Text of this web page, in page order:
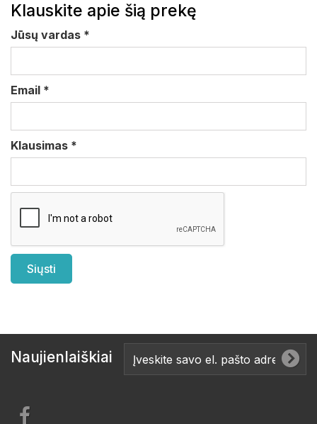
Klauskite apie šią prekę
Jūsų vardas *
Email *
Klausimas *
Naujienlaiškiai